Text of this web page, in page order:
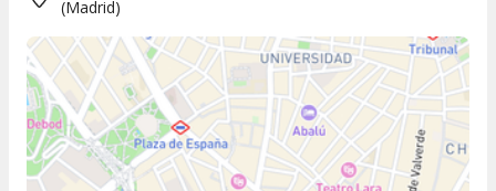
(Madrid)